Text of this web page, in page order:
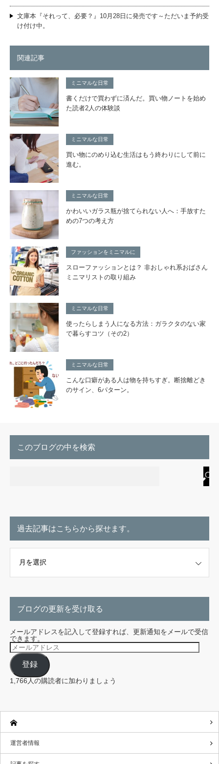
文庫本『それって、必要？』10月28日に発売です～ただいま予約受
け付け中。
関連記事
ミニマルな日常
書くだけで買わずに済んだ。買い物ノートを始め
た読者2人の体験談
ミニマルな日常
買い物にのめり込む生活はもう終わりにして前に
進む。
ミニマルな日常
かわいいガラス瓶が捨てられない人へ：手放すた
めの7つの考え方
ファッションをミニマルに
スローファッションとは？ 非おしゃれ系おばさん
ミニマリストの取り組み
ミニマルな日常
使ったらしまう人になる方法：ガラクタのない家
で暮らすコツ（その2）
ミニマルな日常
こんな口癖がある人は物を持ちすぎ。断捨離どき
のサイン、6パターン。
このブログの中を検索
過去記事はこちらから探せます。
ブログの更新を受け取る
メールアドレスを記入して登録すれば、更新通知をメールで受信
できます。
メ
ー
ル
ア
ド
レ
ス
登録
1,766人の購読者に加わりましょう
運営者情報